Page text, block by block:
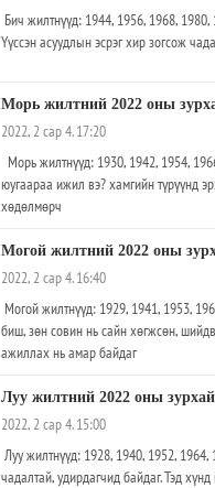
Бич жилтнүүд: 1944, 1956, 1968,
Үүссэн асуудлын эсрэг хир зогсож
Морь жилтний 2022 оны
2022, 2 сар 4. 17:20
Морь жилтнүүд: 1930, 1942, 1954,
юугаараа ижил вэ? хамгийн түрүүнд
хөдөлмөрч
Могой жилтний 2022 оны
2022, 2 сар 4. 16:40
Могой жилтнүүд: 1929, 1941, 1953,
биш, зөн совин нь сайн хөгжсөн,
ажиллах нь амар байдаг
Луу жилтний 2022 оны зурхай
2022, 2 сар 4. 15:00
Луу жилтнүүд: 1928, 1940, 1952,
чадалтай, удирдагчид байдаг. Тэд хүнд